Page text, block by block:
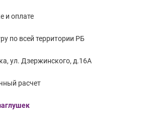
и оплате
по всей территории РБ
ул. Дзержинского, д.16А
расчет